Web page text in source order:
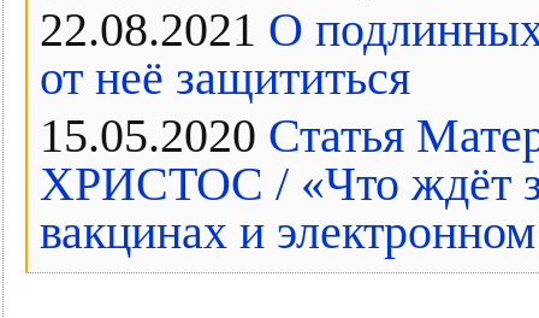
22.08.2021 О
от неё защититься
15.05.2020 Статья
ХРИСТОС / «Что ждёт
вакцинах и